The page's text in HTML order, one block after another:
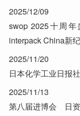
2025/12/09
swop 2025十周
interpack China新
2025/11/20
日本化学工业日报
2025/11/13
第八届进博会 日